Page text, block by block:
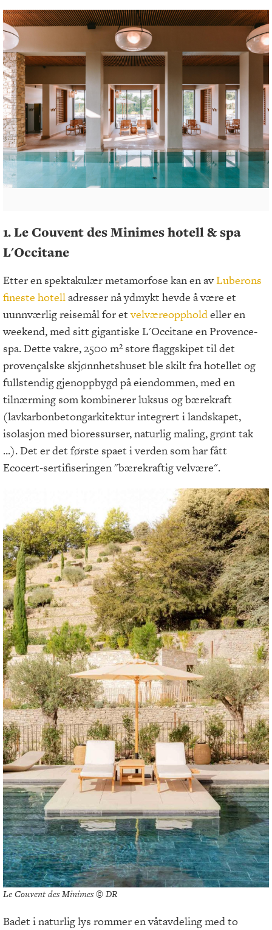
1. Le Couvent des Minimes hotell & spa
L'Occitane
Etter en spektakulær metamorfose kan en avLuberons
fineste hotelladresser nå ydmykt hevde å være et
uunnværlig reisemål for etvelværeoppholdeller en
weekend, med sitt gigantiske L'Occitane en Provence-
spa. Dette vakre, 2500 m² store flaggskipet til det
provençalske skjønnhetshuset ble skilt fra hotellet og
fullstendig gjenoppbygd på eiendommen, med en
tilnærming som kombinerer luksus og bærekraft
(lavkarbonbetongarkitektur integrert i landskapet,
isolasjon med bioressurser, naturlig maling, grønt tak
...). Det er det første spaet i verden som har fått
Ecocert-sertifiseringen "bærekraftig velvære".
Le Couvent des Minimes © DR
Badet i naturlig lys rommer en våtavdeling med to